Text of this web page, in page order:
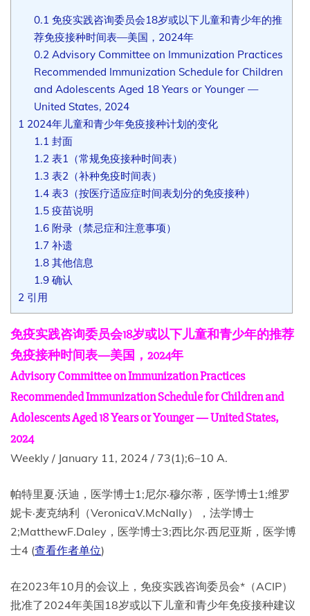
0.1 免疫实践咨询委员会18岁或以下儿童和青少年的推
荐免疫接种时间表—美国，2024年
0.2Advisory Committee on Immunization Practices
Recommended Immunization Schedule for Children
and Adolescents Aged 18 Years or Younger —
United States, 2024
1 2024年儿童和青少年免疫接种计划的变化
1.1 封面
1.2表1（常规免疫接种时间表）
1.3 表2（补种免疫时间表）
1.4表3（按医疗适应症时间表划分的免疫接种）
1.5疫苗说明
1.6附录（禁忌症和注意事项）
1.7补遗
1.8其他信息
1.9确认
2 引用
免疫实践咨询委员会18岁或以下儿童和青少年的推荐
免疫接种时间表—美国，2024年
Advisory Committee on Immunization Practices
Recommended Immunization Schedule for Children and
Adolescents Aged 18 Years or Younger — United States,
2024
Weekly / January 11, 2024 / 73(1);6–10 A.
帕特里夏·沃迪，医学博士1;尼尔·穆尔蒂，医学博士1;维罗
妮卡·麦克纳利（VeronicaV.McNally），法学博士
2;MatthewF.Daley，医学博士3;西比尔·西尼亚斯，医学博
士4 (查看作者单位)
在2023年10月的会议上，免疫实践咨询委员会*（ACIP）
批准了2024年美国18岁或以下儿童和青少年免疫接种建议